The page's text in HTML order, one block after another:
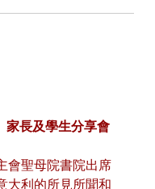
家長及學生分享會
會聖母院書院出席
大利的所見所聞和